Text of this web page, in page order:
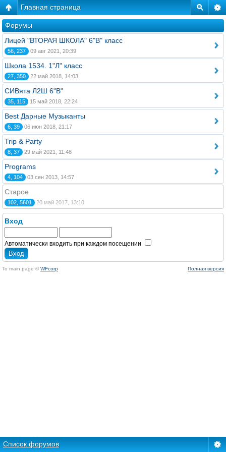
Главная страница
Форумы
Лицей "ВТОРАЯ ШКОЛА" 6"В" класс
56, 237 09 авг 2021, 20:39
Школа 1534. 1"Л" класс
27, 350 22 май 2018, 14:03
СИВята Л2Ш 6"В"
35, 115 15 май 2018, 22:24
Best Дарные Музыканты
6, 39 06 июн 2018, 21:17
Trip & Party
8, 37 29 май 2021, 11:48
Programs
4, 104 03 сен 2013, 14:57
Старое
102, 5601 20 май 2017, 13:10
Вход
Автоматически входить при каждом посещении
To main page © WFcorp Полная версия
Список форумов